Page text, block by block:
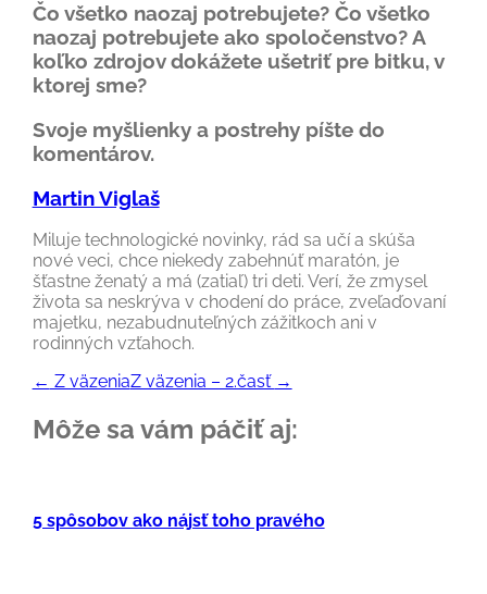
Čo všetko naozaj potrebujete? Čo všetko
naozaj potrebujete ako spoločenstvo? A
koľko zdrojov dokážete ušetriť pre bitku, v
ktorej sme?
Svoje myšlienky a postrehy píšte do
komentárov.
Martin Viglaš
Miluje technologické novinky, rád sa učí a skúša
nové veci, chce niekedy zabehnúť maratón, je
šťastne ženatý a má (zatiaľ) tri deti. Verí, že zmysel
života sa neskrýva v chodení do práce, zveľaďovaní
majetku, nezabudnuteľných zážitkoch ani v
rodinných vzťahoch.
← Z väzeniaZ väzenia – 2.časť →
Môže sa vám páčiť aj:
5 spôsobov ako nájsť toho pravého